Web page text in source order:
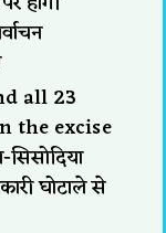
all 23
the excise
घोटाले से